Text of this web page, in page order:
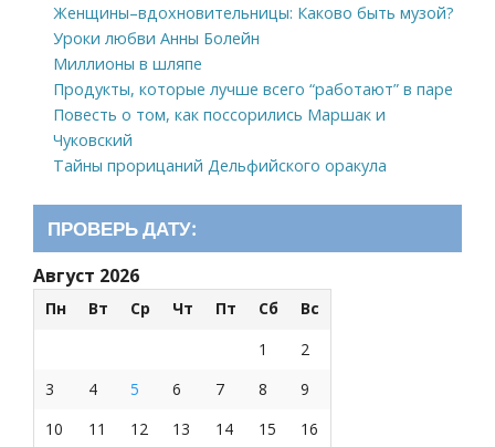
Женщины–вдохновительницы: Каково быть музой?
Уроки любви Анны Болейн
Миллионы в шляпе
Продукты, которые лучше всего “работают” в паре
Повесть о том, как поссорились Маршак и
Чуковский
Тайны прорицаний Дельфийского оракула
ПРОВЕРЬ ДАТУ:
Август 2026
Пн Вт Ср Чт Пт Сб
Вс
1
2
3
4 5 6 7 8
9
10
11 12 13 14 15
16